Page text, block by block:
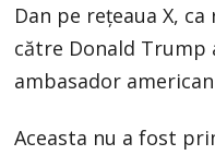
Dan pe reţeaua X,
către Donald Trump
ambasador
Aceasta nu a fost